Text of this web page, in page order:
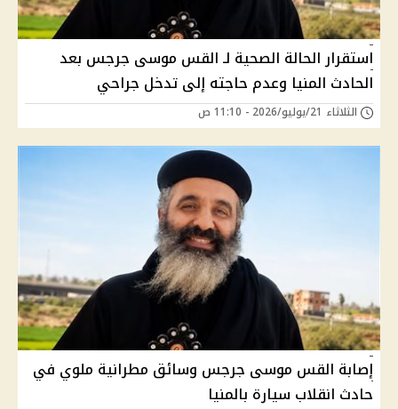
استقرار الحالة الصحية لـ القس موسى جرجس بعد
الحادث المنيا وعدم حاجته إلى تدخل جراحي
الثلاثاء 21/يوليو/2026 - 11:10 ص
إصابة القس موسى جرجس وسائق مطرانية ملوي في
حادث انقلاب سيارة بالمنيا